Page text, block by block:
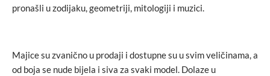
pronašli u zodijaku, geometriji, mitologiji i muzici.
Majice su zvanično u prodaji i dostupne su u svim veličinama, a
od boja se nude bijela i siva za svaki model. Dolaze u